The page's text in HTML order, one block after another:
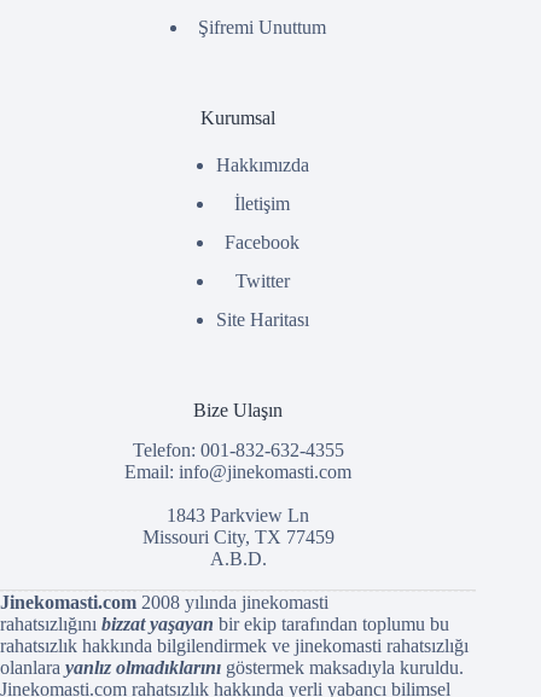
Şifremi Unuttum
Kurumsal
Hakkımızda
İletişim
Facebook
Twitter
Site Haritası
Bize Ulaşın
Telefon: 001-832-632-4355
Email:info@jinekomasti.com
1843 Parkview Ln
Missouri City, TX 77459
A.B.D.
Jinekomasti.com 2008 yılında jinekomasti
rahatsızlığını bizzat yaşayan bir ekip tarafından toplumu bu
rahatsızlık hakkında bilgilendirmek ve jinekomasti rahatsızlığı
olanlara yanlız olmadıklarını göstermek maksadıyla kuruldu.
Jinekomasti.com rahatsızlık hakkında yerli yabancı bilimsel